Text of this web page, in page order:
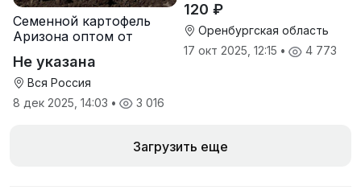
Семенной картофель
Аризона оптом от
Не указана
Вся Россия
8 дек 2025, 14:03 • 3 016
120 ₽
Оренбургская область
17 окт 2025, 12:15 • 4 773
Загрузить еще